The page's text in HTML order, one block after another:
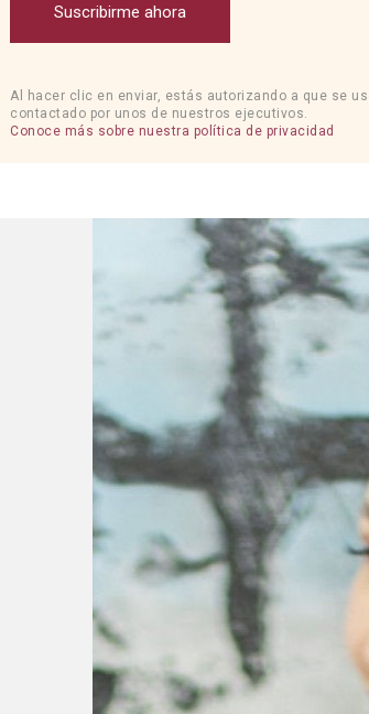
Suscribirme ahora
Al hacer clic en enviar, estás autorizando a que se
contactado por unos de nuestros ejecutivos.
Conoce más sobre nuestra política de privacidad